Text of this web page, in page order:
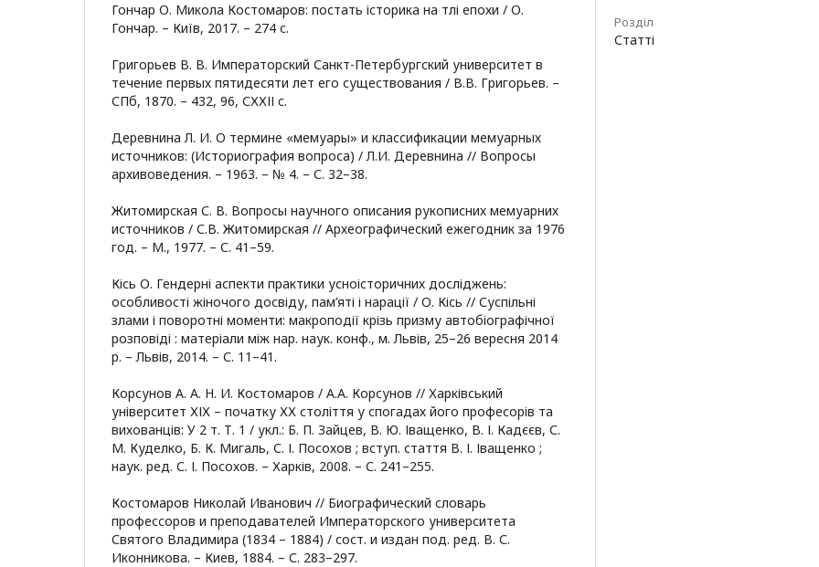
Гончар О. Микола Костомаров: постать історика на тлі епохи / О.
Гончар. – Київ, 2017. – 274 с.
Григорьев В. В. Императорский Санкт-Петербургский университет в
течение первых пятидесяти лет его существования / В.В. Григорьев. –
СПб, 1870. – 432, 96, СХХІІ с.
Деревнина Л. И. О термине «мемуары» и классификации мемуарных
источников: (Историография вопроса) / Л.И. Деревнина // Вопросы
архивоведения. – 1963. – № 4. – С. 32–38.
Житомирская С. В. Вопросы научного описания рукописних мемуарних
источников / С.В. Житомирская // Археографический ежегодник за 1976
год. – М., 1977. – С. 41–59.
Кісь О. Гендерні аспекти практики усноісторичних досліджень:
особливості жіночого досвіду, пам’яті і нарації / О. Кісь // Суспільні
злами і поворотні моменти: макроподії крізь призму автобіографічної
розповіді : матеріали між нар. наук. конф., м. Львів, 25–26 вересня 2014
р. – Львів, 2014. – С. 11–41.
Корсунов А. А. Н. И. Костомаров / А.А. Корсунов // Харківський
університет ХІХ – початку ХХ століття у спогадах його професорів та
вихованців: У 2 т. Т. 1 / укл.: Б. П. Зайцев, В. Ю. Іващенко, В. І. Кадєєв, С.
М. Куделко, Б. К. Мигаль, С. І. Посохов ; вступ. стаття В. І. Іващенко ;
наук. ред. С. І. Посохов. – Харків, 2008. – С. 241–255.
Костомаров Николай Иванович // Биографический словарь
профессоров и преподавателей Императорского университета
Святого Владимира (1834 – 1884) / сост. и издан под. ред. В. С.
Иконникова. – Киев, 1884. – С. 283–297.
Розділ
Статті